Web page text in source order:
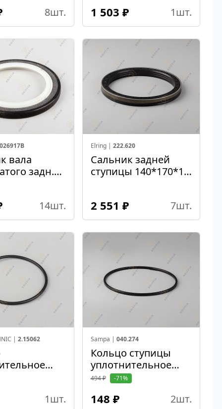
8шт. 1 503 ₽ 1шт.
вала
задн.
14шт.
Elring | 222.620
Сальник задней
ступицы 140*170*13
2 551 ₽ 7шт.
| 2.15062
1шт.
Sampa | 040.274
Кольцо ступицы
уплотнительное
162*172*5/6
494 ₽ -71%
148 ₽ 2шт.